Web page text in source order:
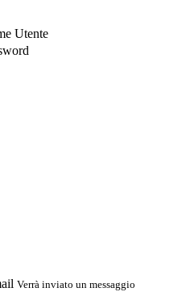
Utente
Verrà inviato un messaggio